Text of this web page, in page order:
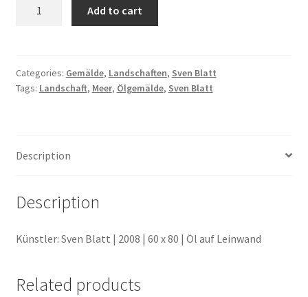
%Angebote%
Add to cart
Categories: Gemälde, Landschaften, Sven Blatt
Tags: Landschaft, Meer, Ölgemälde, Sven Blatt
Description
Description
Künstler: Sven Blatt | 2008 | 60 x 80 | Öl auf Leinwand
Related products